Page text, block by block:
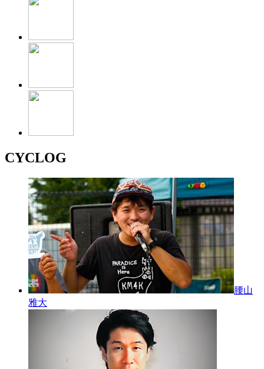
CYCLOG
腰山
雅大